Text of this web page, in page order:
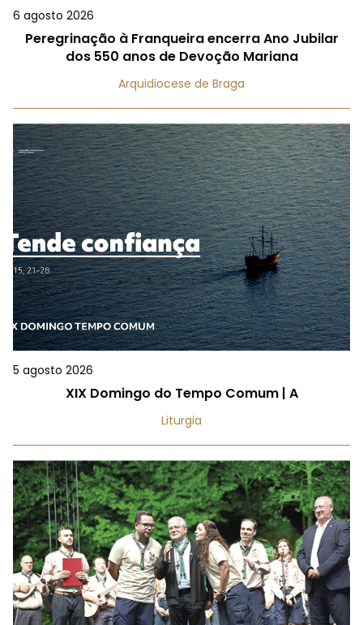
6 agosto 2026
Peregrinação à Franqueira encerra Ano Jubilar
dos 550 anos de Devoção Mariana
Arquidiocese de Braga
5 agosto 2026
XIX Domingo do Tempo Comum | A
Liturgia